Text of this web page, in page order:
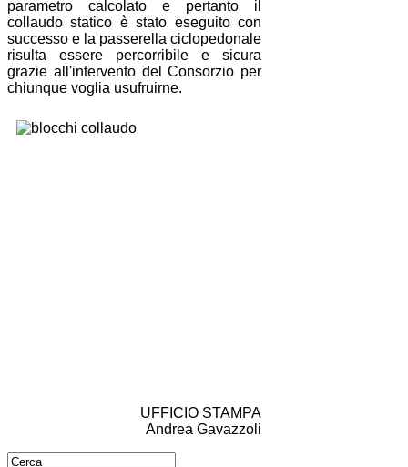
parametro calcolato e pertanto il
collaudo statico è stato eseguito con
successo e la passerella ciclopedonale
risulta essere percorribile e sicura
grazie all'intervento del Consorzio per
chiunque voglia usufruirne.
UFFICIO STAMPA
Andrea Gavazzoli